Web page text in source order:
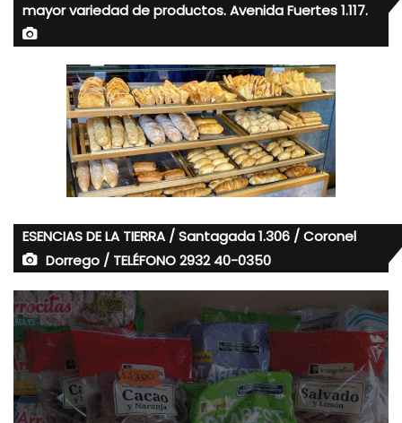
mayor variedad de productos. Avenida Fuertes 1.117.
ESENCIAS DE LA TIERRA / Santagada 1.306 / Coronel
Dorrego / TELÉFONO 2932 40-0350